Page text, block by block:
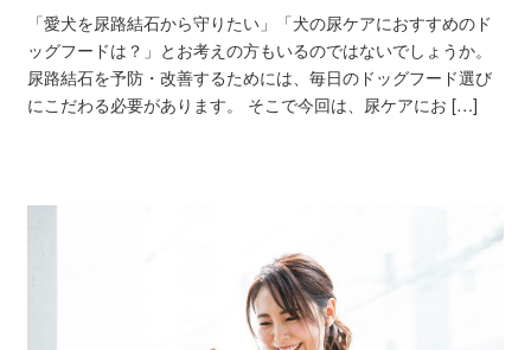
「愛犬を尿路結石から守りたい」「犬の尿ケアにおすすめのド
ッグフードは？」とお考えの方もいるのではないでしょうか。
尿路結石を予防・改善するためには、毎日のドッグフード選び
にこだわる必要があります。 そこで今回は、尿ケアにお […]